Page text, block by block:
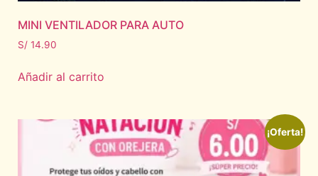
MINI VENTILADOR PARA AUTO
S/ 14.90
Añadir al carrito
¡Oferta!